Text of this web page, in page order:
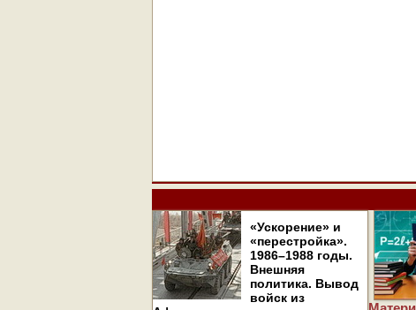
«Ускорение» и
«перестройка».
1986–1988 годы.
Внешняя
политика. Вывод
войск из